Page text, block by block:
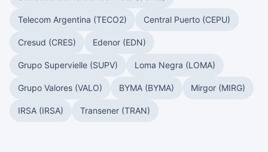
Telecom Argentina (TECO2) Central Puerto (CEPU)
Cresud (CRES) Edenor (EDN)
Grupo Supervielle (SUPV) Loma Negra (LOMA)
Grupo Valores (VALO) BYMA (BYMA) Mirgor (MIRG)
IRSA (IRSA) Transener (TRAN)